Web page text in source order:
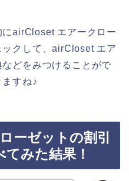
airCloset エアークロー
クして、airCloset エア
どをみつけることがで
すね♪
ーゼットの割引
みた結果！